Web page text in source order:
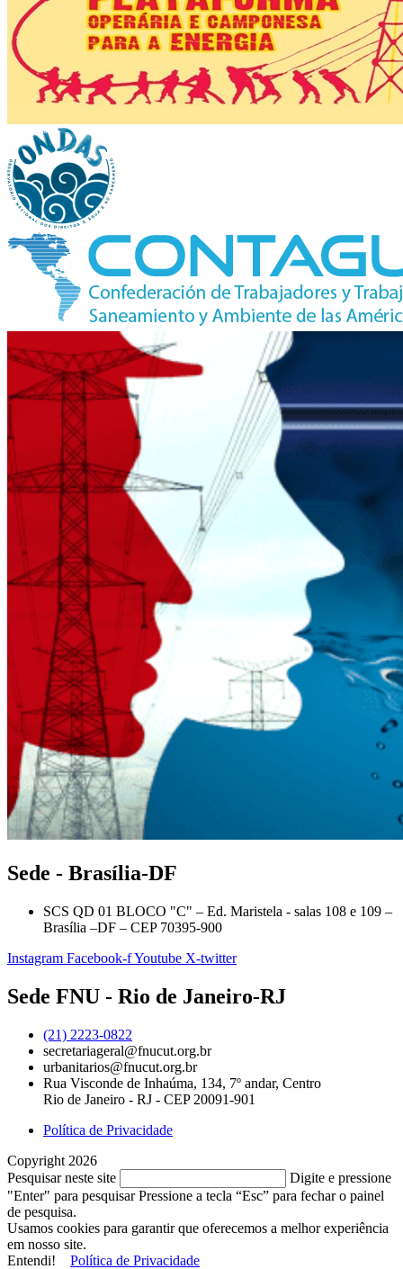
Sede - Brasília-DF
SCS QD 01 BLOCO "C" – Ed. Maristela - salas 108 e 109 –
Brasília –DF – CEP 70395-900
Instagram Facebook-fYoutube X-twitter
Sede FNU - Rio de Janeiro-RJ
(21) 2223-0822
secretariageral@fnucut.org.br
urbanitarios@fnucut.org.br
Rua Visconde de Inhaúma, 134, 7º andar, Centro
Rio de Janeiro - RJ - CEP 20091-901
Política de Privacidade
Copyright 2026
Pesquisar neste site
Digite e pressione
"Enter" para pesquisarPressione a tecla “Esc” para fechar o painel
de pesquisa.
Usamos cookies para garantir que oferecemos a melhor experiência
em nosso site.
Entendi!
Política de Privacidade